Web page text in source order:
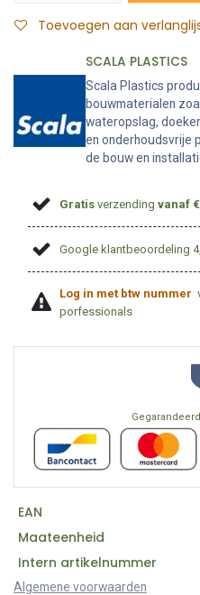
Toevoegen aan
SCALA PLASTICS
Scala Plastics
bouwmaterialen
wateropslag,
en onderhoudsvrije
de bouw en
Gratis verzendingvanaf
Google klantbeoordeling
Log in met btw nummer
porfessionals
EAN
Maateenheid
Intern artikelnummer
Algemene voorwaarden